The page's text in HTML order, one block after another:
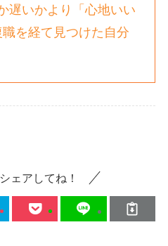
遅いかより「心地いい
を経て見つけた自分
ェアしてね！